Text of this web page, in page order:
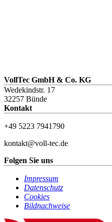
VollTec GmbH & Co. KG
Wedekindstr. 17
32257 Bünde
Kontakt
+49 5223 7941790
kontakt@voll-tec.de
Folgen Sie uns
Impressum
Datenschutz
Cookies
Bildnachweise